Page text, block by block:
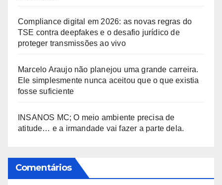
Compliance digital em 2026: as novas regras do
TSE contra deepfakes e o desafio jurídico de
proteger transmissões ao vivo
Marcelo Araujo não planejou uma grande carreira.
Ele simplesmente nunca aceitou que o que existia
fosse suficiente
INSANOS MC; O meio ambiente precisa de
atitude… e a irmandade vai fazer a parte dela.
Comentários